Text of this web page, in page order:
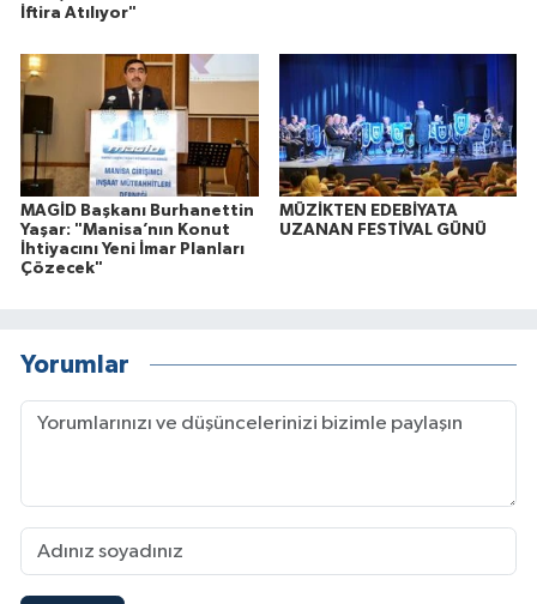
İftira Atılıyor"
MAGİD Başkanı Burhanettin
Yaşar: "Manisa’nın Konut
İhtiyacını Yeni İmar Planları
Çözecek"
MÜZİKTEN EDEBİYATA
UZANAN FESTİVAL GÜNÜ
Yorumlar